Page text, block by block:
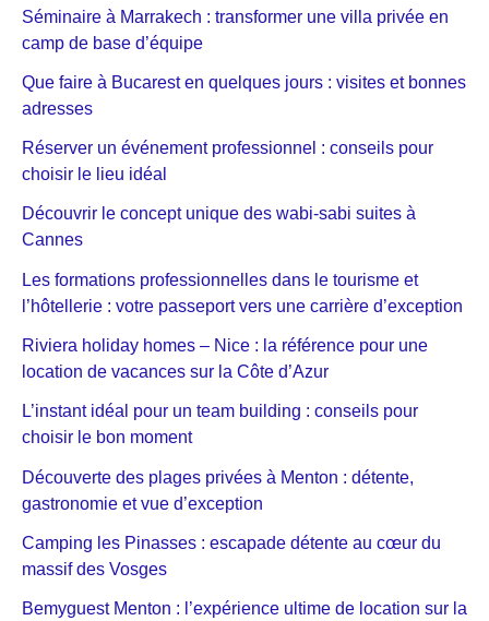
Séminaire à Marrakech : transformer une villa privée en
camp de base d’équipe
Que faire à Bucarest en quelques jours : visites et bonnes
adresses
Réserver un événement professionnel : conseils pour
choisir le lieu idéal
Découvrir le concept unique des wabi-sabi suites à
Cannes
Les formations professionnelles dans le tourisme et
l’hôtellerie : votre passeport vers une carrière d’exception
Riviera holiday homes – Nice : la référence pour une
location de vacances sur la Côte d’Azur
L’instant idéal pour un team building : conseils pour
choisir le bon moment
Découverte des plages privées à Menton : détente,
gastronomie et vue d’exception
Camping les Pinasses : escapade détente au cœur du
massif des Vosges
Bemyguest Menton : l’expérience ultime de location sur la